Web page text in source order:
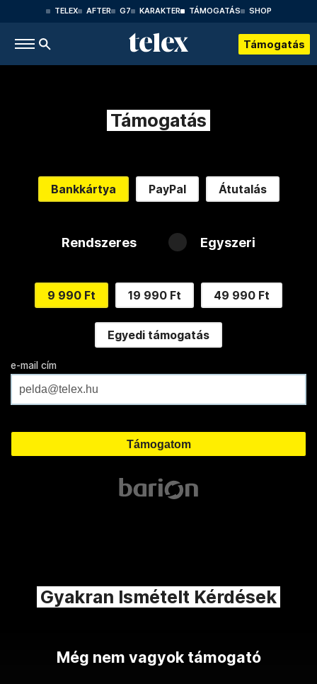
TELEX AFTER G7 KARAKTER TÁMOGATÁS SHOP
Támogatás
Támogatás
Bankkártya PayPal Átutalás
Rendszeres Egyszeri
9 990 Ft 19 990 Ft 49 990 Ft
Egyedi támogatás
e-mail cím
Gyakran Ismételt Kérdések
Még nem vagyok támogató